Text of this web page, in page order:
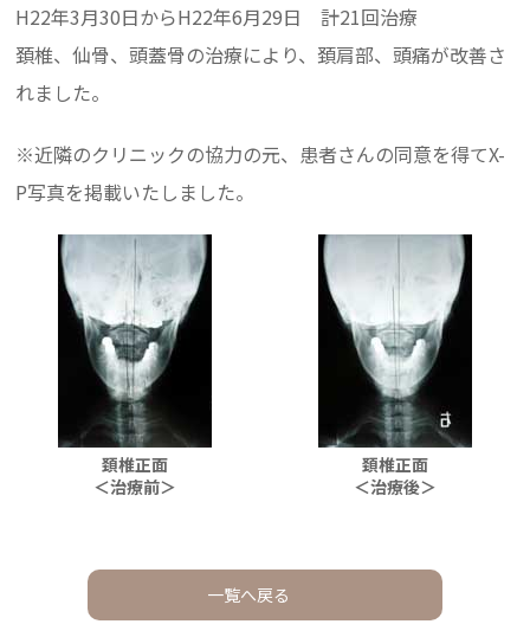
H22年3月30日からH22年6月29日 計21回治療
頚椎、仙骨、頭蓋骨の治療により、頚肩部、頭痛が改善さ
れました。
※近隣のクリニックの協力の元、患者さんの同意を得てX-
P写真を掲載いたしました。
頚椎正面
＜治療前＞
頚椎正面
＜治療後＞
一覧へ戻る